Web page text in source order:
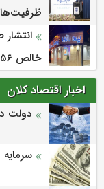
خالص ۱۵۶ میلیارد تومان
اخبار اقتصاد کلان
دولت
سرمایه